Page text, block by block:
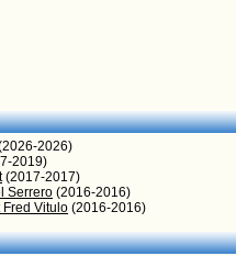
2026)
2019)
(2017-2017)
Serrero (2016-2016)
Vitulo (2016-2016)